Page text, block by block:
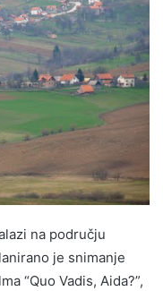
na području
je snimanje
“Quo Vadis, Aida?”,